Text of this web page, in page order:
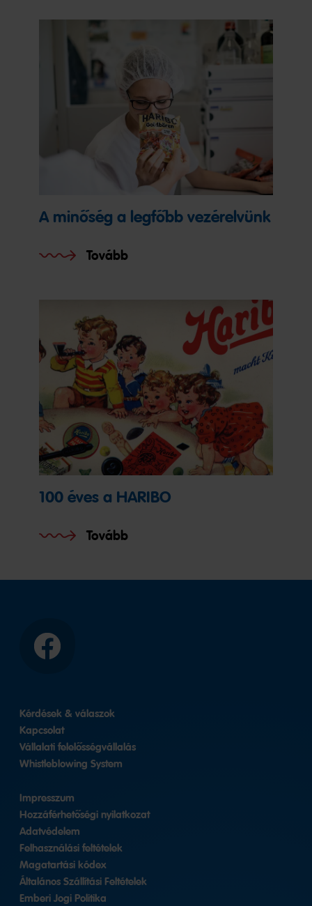
A minőség a legfőbb vezérelvünk
Tovább
100 éves a HARIBO
Tovább
Facebook
Kérdések & válaszok
Kapcsolat
Vállalati felelősségvállalás
Whistleblowing System
Impresszum
Hozzáférhetőségi nyilatkozat
Adatvédelem
Felhasználási feltételek
Magatartási kódex
Általános Szállítási Feltételek
Emberi Jogi Politika